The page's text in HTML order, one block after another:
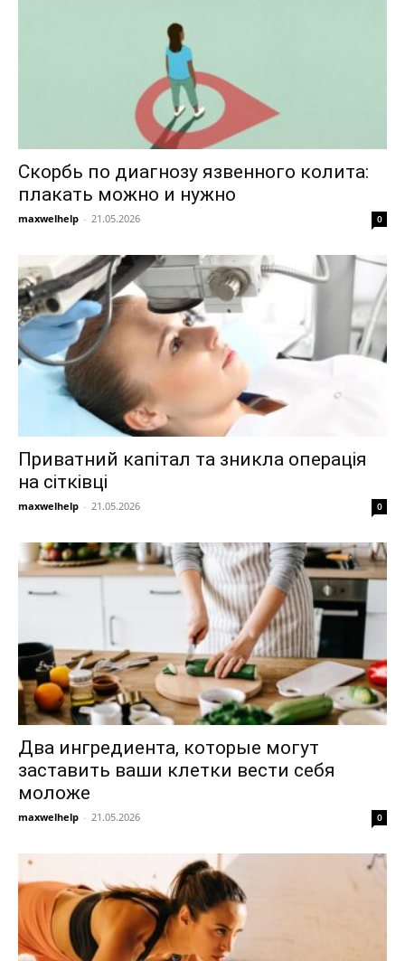
Скорбь по диагнозу язвенного колита:
плакать можно и нужно
maxwelhelp - 21.05.2026 0
Приватний капітал та зникла операція
на сітківці
maxwelhelp - 21.05.2026 0
Два ингредиента, которые могут
заставить ваши клетки вести себя
моложе
maxwelhelp - 21.05.2026 0